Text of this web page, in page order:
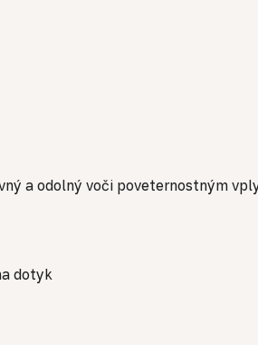
a odolný voči poveternostným
dotyk